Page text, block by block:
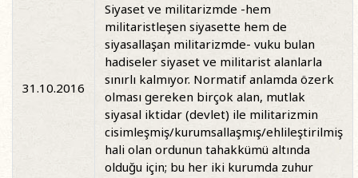
31.10.2016
Siyaset ve militarizmde -hem
militaristleşen siyasette hem de
siyasallaşan militarizmde- vuku bulan
hadiseler siyaset ve militarist alanlarla
sınırlı kalmıyor. Normatif anlamda özerk
olması gereken birçok alan, mutlak
siyasal iktidar (devlet) ile militarizmin
cisimleşmiş/kurumsallaşmış/ehlileştirilmiş
hali olan ordunun tahakkümü altında
olduğu için; bu her iki kurumda zuhur